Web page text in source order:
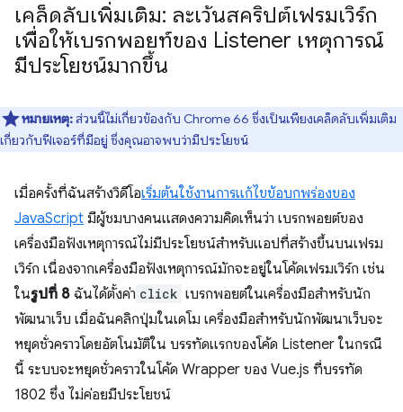
เคล็ดลับเพิ่มเติม: ละเว้นสคริปต์เฟรมเวิร์ก
เพื่อให้เบรกพอยท์ของ Listener เหตุการณ์
มีประโยชน์มากขึ้น
หมายเหตุ:ส่วนนี้ไม่เกี่ยวข้องกับ Chrome 66 ซึ่งเป็นเพียงเคล็ดลับเพิ่มเติม
เกี่ยวกับฟีเจอร์ที่มีอยู่ ซึ่งคุณอาจพบว่ามีประโยชน์
เมื่อครั้งที่ฉันสร้างวิดีโอเริ่มต้นใช้งานการแก้ไขข้อบกพร่องของ
JavaScript มีผู้ชมบางคนแสดงความคิดเห็นว่า เบรกพอยต์ของ
เครื่องมือฟังเหตุการณ์ไม่มีประโยชน์สำหรับแอปที่สร้างขึ้นบนเฟรม
เวิร์ก เนื่องจากเครื่องมือฟังเหตุการณ์มักจะอยู่ในโค้ดเฟรมเวิร์ก เช่น
ในรูปที่ 8 ฉันได้ตั้งค่า click เบรกพอยต์ในเครื่องมือสำหรับนัก
พัฒนาเว็บ เมื่อฉันคลิกปุ่มในเดโม เครื่องมือสำหรับนักพัฒนาเว็บจะ
หยุดชั่วคราวโดยอัตโนมัติใน บรรทัดแรกของโค้ด Listener ในกรณี
นี้ ระบบจะหยุดชั่วคราวในโค้ด Wrapper ของ Vue.js ที่บรรทัด
1802 ซึ่ง ไม่ค่อยมีประโยชน์